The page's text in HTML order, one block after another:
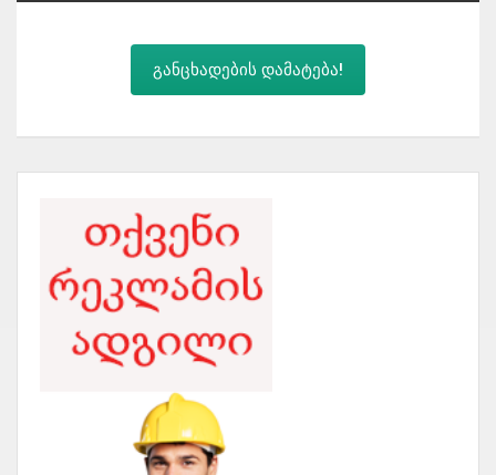
განცხადების დამატება!